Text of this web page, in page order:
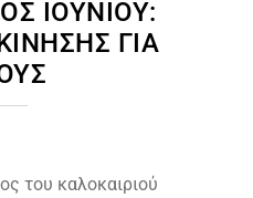
ΙΟΥΝΊΟΥ:
ΓΙΑ
του καλοκαιριού